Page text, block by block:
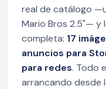
real de catálogo
Mario Bros 2.5"— y
completa: 17
anuncios para
para redes. Todo
arrancando desde